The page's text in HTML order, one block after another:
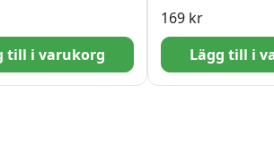
till i varukorg
169 kr
Lägg till i